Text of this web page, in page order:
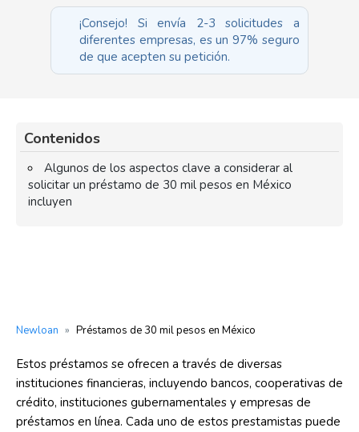
¡Consejo! Si envía 2-3 solicitudes a
diferentes empresas, es un 97% seguro
de que acepten su petición.
Contenidos
Algunos de los aspectos clave a considerar al
solicitar un préstamo de 30 mil pesos en México
incluyen
Newloan » Préstamos de 30 mil pesos en México
Estos préstamos se ofrecen a través de diversas
instituciones financieras, incluyendo bancos, cooperativas de
crédito, instituciones gubernamentales y empresas de
préstamos en línea. Cada uno de estos prestamistas puede